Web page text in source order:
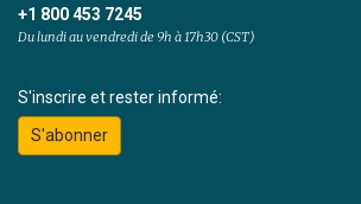
+1 800 453 7245
Du lundi au vendredi de 9h à 17h30 (CST)
S'inscrire et rester informé:
S'abonner